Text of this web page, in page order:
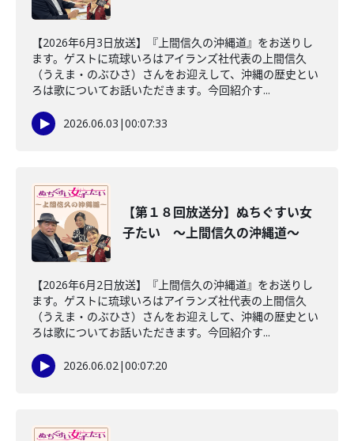
【2026年6月3日放送】『上間信久の沖縄道』をお送りし
ます。ゲストに琉球いろはアイランズ社代表の上間信久
（うえま・のぶひさ）さんをお迎えして、沖縄の歴史とい
ろは歌についてお話いただきます。今回紹介す...
2026.06.03 |00:07:33
【第１８回放送分】ぬちぐすい女
子たい ～上間信久の沖縄道～
【2026年6月2日放送】『上間信久の沖縄道』をお送りし
ます。ゲストに琉球いろはアイランズ社代表の上間信久
（うえま・のぶひさ）さんをお迎えして、沖縄の歴史とい
ろは歌についてお話いただきます。今回紹介す...
2026.06.02|00:07:20